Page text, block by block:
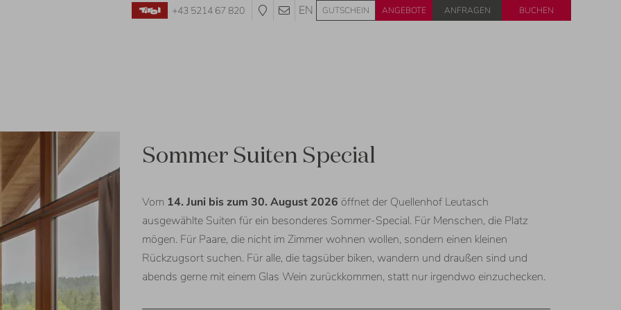
GUTSCHEIN ANGEBOTE Buchen
Anfragen
+43 5214 67 820 EN
09.08.-
21.08.2026
23.08.-
28.08.2026
⬝ 4
Nächte
Sommer Suiten Special
Vom 14. Juni bis zum 30. August 2026 öffnet der Quellenhof Leutasch
ausgewählte Suiten für ein besonderes Sommer-Special. Für Menschen, die Platz
mögen. Für Paare, die nicht im Zimmer wohnen wollen, sondern einen kleinen
Rückzugsort suchen. Für alle, die tagsüber biken, wandern und draußen sind und
abends gerne mit einem Glas Wein zurückkommen, statt nur irgendwo einzuchecken.